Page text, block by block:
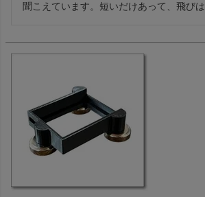
聞こえています。短いだけあって、飛び